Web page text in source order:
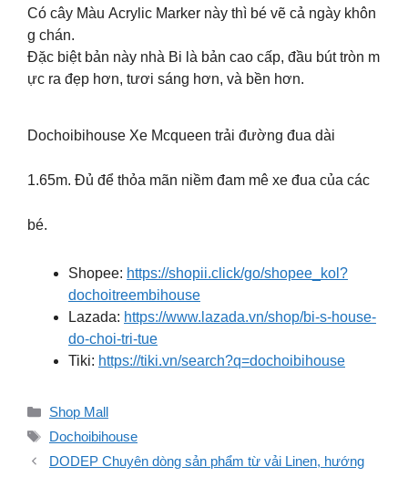
Có cây Màu Acrylic Marker này thì bé vẽ cả ngày khôn
g chán.
Đặc biệt bản này nhà Bi là bản cao cấp, đầu bút tròn m
ực ra đẹp hơn, tươi sáng hơn, và bền hơn.
Dochoibihouse Xe Mcqueen trải đường đua dài
1.65m. Đủ để thỏa mãn niềm đam mê xe đua của các
bé.
Shopee: https://shopii.click/go/shopee_kol?
dochoitreembihouse
Lazada: https://www.lazada.vn/shop/bi-s-house-
do-choi-tri-tue
Tiki: https://tiki.vn/search?q=dochoibihouse
Danh
mục
Shop Mall
Thẻ
Dochoibihouse
DODEP Chuyên dòng sản phẩm từ vải Linen, hướng